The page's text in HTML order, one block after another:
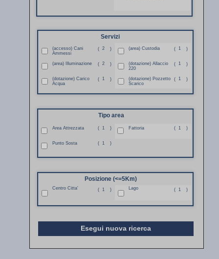
Servizi
(accesso) Cani
Ammessi
( 2 ) (area) Custodia ( 1 )
(area) Illuminazione ( 2 )
(dotazione) Allaccio
220
( 1 )
(dotazione) Carico
Acqua
( 1 )
(dotazione) Pozzetto
Scarico
( 1 )
Tipo area
Area Attrezzata ( 1 ) Fattoria ( 1 )
Punto Sosta ( 1 )
Posizione (<=5Km)
Centro Citta' ( 1 ) Lago ( 1 )
Esegui nuova ricerca